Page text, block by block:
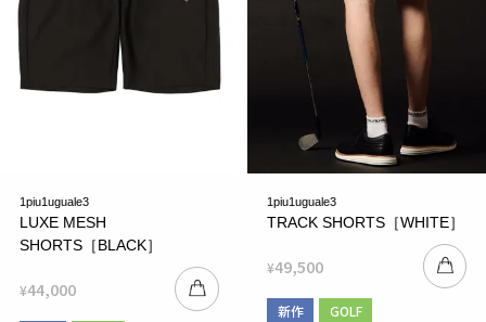
1piu1uguale3
LUXE MESH
SHORTS［BLACK］
¥44,000
1piu1uguale3
TRACK SHORTS［WHITE］
¥49,500
新作 GOLF